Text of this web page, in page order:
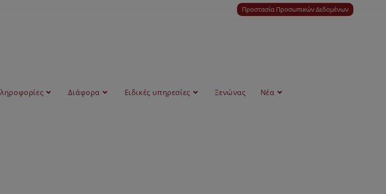
Προστασία Προσωπικών Δεδομένων
Διάφορα Ειδικές υπηρεσίες Ξενώνας Νέα